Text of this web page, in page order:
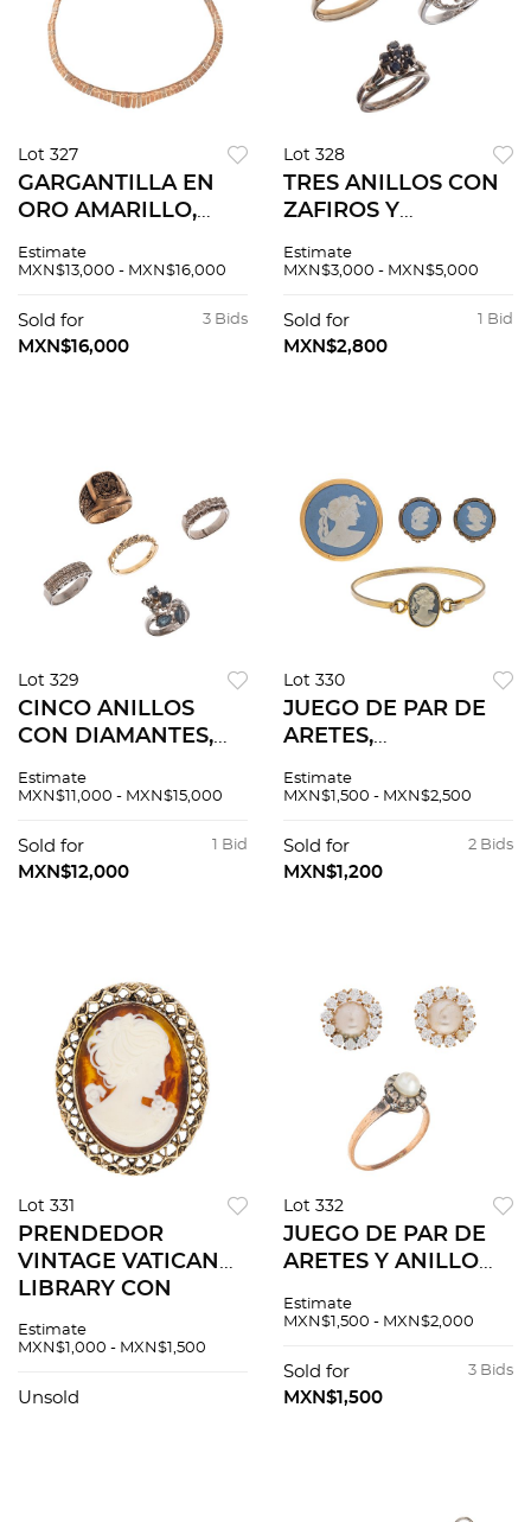
Lot 327
GARGANTILLA EN
ORO AMARILLO,
10K Broche de caja
Peso: 24.7 g. Largo
(detalles de
Estimate
MXN$13,000 - MXN$16,000
3 Bids
Sold for
MXN$16,000
Lot 328
TRES ANILLOS CON
ZAFIROS Y
AMARILLO Y
PLATA PALADIO Y
METAL BASE Anillos
Estimate
MXN$3,000 - MXN$5,000
1 Bid
Sold for
MXN$2,800
Lot 329
CINCO ANILLOS
CON DIAMANTES,
SIMULANTES EN
BLANCO DE 14K Y
10K, PLATA PALADIO
Estimate
MXN$11,000 - MXN$15,000
1 Bid
Sold for
MXN$12,000
Lot 330
JUEGO DE PAR DE
ARETES,
PULSERA
VINTAGE 70´S CON
CAMAFEOS SOBRE
Estimate
MXN$1,500 - MXN$2,500
2 Bids
Sold for
MXN$1,200
Lot 331
PRENDEDOR
VINTAGE VATICAN
LIBRARY CON
DORADO Alfiler y
cm x 4.0 cm aprox.
Estimate
MXN$1,000 - MXN$1,500
Unsold
Lot 332
JUEGO DE PAR DE
ARETES Y ANILLO
SINTETICAS Y
AMARILLO DE 8K
Aretes de poste y
Estimate
MXN$1,500 - MXN$2,000
3 Bids
Sold for
MXN$1,500